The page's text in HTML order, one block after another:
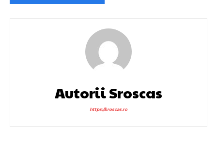
Autorii Sroscas
https://sroscas.ro